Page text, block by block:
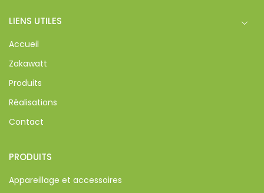
LIENS UTILES
Accueil
Zakawatt
Produits
Réalisations
Contact
PRODUITS
Appareillage et accessoires